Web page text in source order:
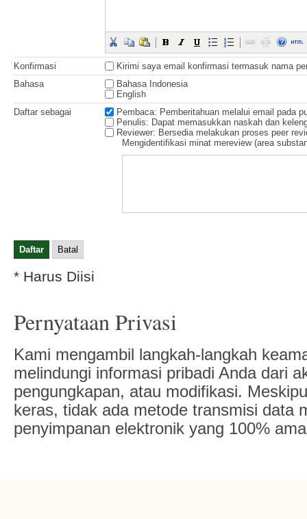
Konfirmasi
Kirimi saya email konfirmasi termasuk nama
Bahasa
Bahasa Indonesia
English
Daftar sebagai
Pembaca: Pemberitahuan melalui email pada
Penulis: Dapat memasukkan naskah dan
Reviewer: Bersedia melakukan proses peer
Mengidentifikasi minat mereview (area
* Harus Diisi
Pernyataan Privasi
Kami mengambil langkah-langkah
melindungi informasi pribadi Anda dari
pengungkapan, atau modifikasi.
keras, tidak ada metode transmisi data
penyimpanan elektronik yang 100%